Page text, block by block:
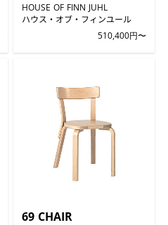
HOUSE OF FINN JUHL
ハウス・オブ・フィンユール
510,400円〜
69 CHAIR